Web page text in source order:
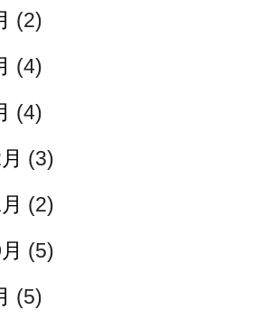
(2)
(4)
(4)
(3)
(2)
(5)
(5)